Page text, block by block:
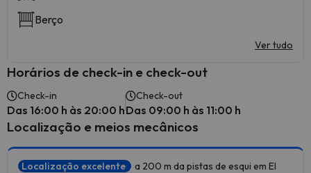
Berço
Ver tudo
Horários de check-in e check-out
Check-in
Das 16:00 h às 20:00 h
Check-out
Das 09:00 h às 11:00 h
Localização e meios mecânicos
Localização excelente
a 200 m da pistas de esqui em El